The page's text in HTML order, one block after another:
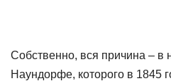
Собственно, вся причина – в
Наундорфе, которого в 1845